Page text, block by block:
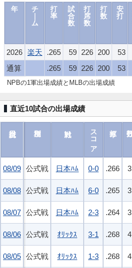
年
2026
通算
チ
ム
打
率
試
合
数
打
席
数
打
数
安
打
楽天 .265 59 226 200 53
.265
59 226 200 53
NPBの1軍出場成績とMLBの出場成績
直近10試合の出場成績
08/09
08/08
08/07
08/06
08/05
スコア
08/09 公式戦 日本ﾊﾑ 0-0 .266 3
08/08 公式戦 日本ﾊﾑ 6-0 .265 3
08/07 公式戦 日本ﾊﾑ 2-3 .264 3
08/06 公式戦 ｵﾘｯｸｽ 3-1 .268 4
08/05 公式戦 ｵﾘｯｸｽ 1-3 .268 4